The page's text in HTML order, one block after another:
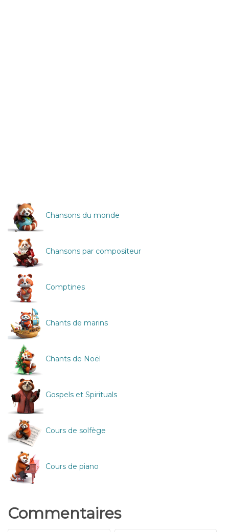
Chansons du monde
Chansons par compositeur
Comptines
Chants de marins
Chants de Noël
Gospels et Spirituals
Cours de solfège
Cours de piano
Commentaires